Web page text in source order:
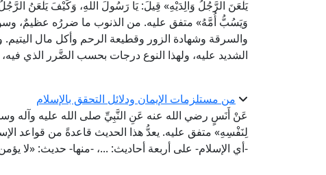
يَلْعَنَ الرَّجُلُ وَالِدَيْهِ» قِيلَ: يَا رَسُولَ اللهِ، وَكَيْفَ يَلْعَنُ
وَيَسُبُّ أُمَّهُ» متفق عليه. من الذنوب ما ضررُه عظيمٌ،
والسرقة وشهادة الزور وقطيعة الرحم وأكل مال اليتيم.
الشديد عليه، ولهذا النوع درجات بحسب الضَّرر الذي
من مستلزمات الإيمان ودلائل التحقق بالإسلام
عَنْ أَنَسٍ رضي الله عنه عَنِ النَّبِيِّ صلى الله عليه وآله
لِنَفْسِهِ» متفق عليه. يعدُّ هذا الحديث قاعدةً من قواعد
-أي الإسلام- على أربعة أحاديث: ...، -منها- حديث: «لا